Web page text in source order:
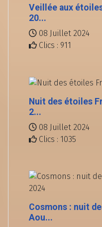
Veillée aux
20...
08 Juillet 2024
Clics : 911
Nuit des étoiles
2...
08 Juillet 2024
Clics : 1035
Cosmons : nuit
Aou...